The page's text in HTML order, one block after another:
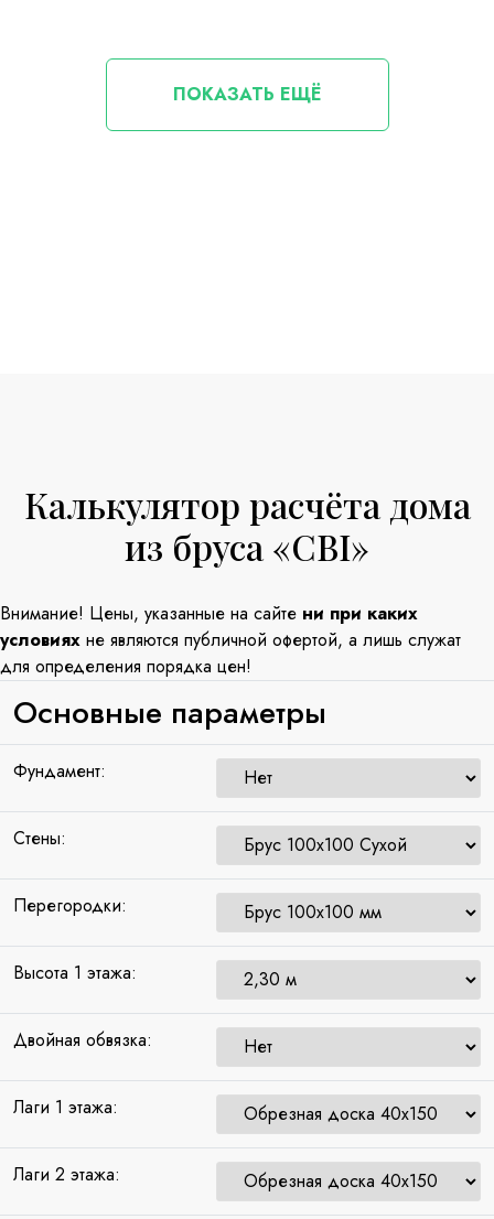
ПОКАЗАТЬ ЕЩЁ
Калькулятор расчёта дома
из бруса «CBI»
Внимание! Цены, указанные на сайте ни при каких
условиях не являются публичной офертой, а лишь служат
для определения порядка цен!
Основные параметры
Фундамент:
Стены:
Перегородки:
Высота 1 этажа:
Двойная обвязка:
Лаги 1 этажа:
Лаги 2 этажа: